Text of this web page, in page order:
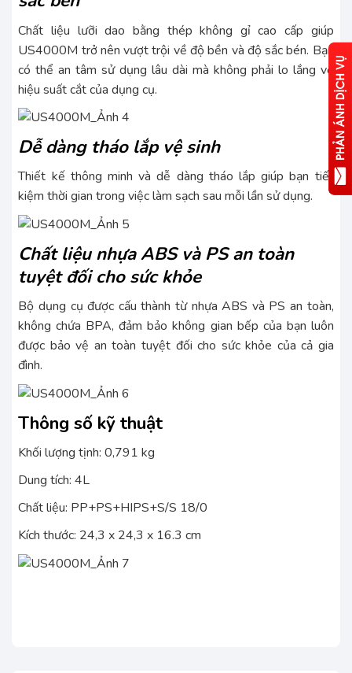
Chất liệu lưỡi dao bằng thép không gỉ cao cấp giúp
US4000M trở nên vượt trội về độ bền và độ sắc bén. Bạn
có thể an tâm sử dụng lâu dài mà không phải lo lắng về
hiệu suất cắt của dụng cụ.
Dễ dàng tháo lắp vệ sinh
Thiết kế thông minh và dễ dàng tháo lắp giúp bạn tiết
kiệm thời gian trong việc làm sạch sau mỗi lần sử dụng.
Chất liệu nhựa ABS và PS an toàn
tuyệt đối cho sức khỏe
Bộ dụng cụ được cấu thành từ nhựa ABS và PS an toàn,
không chứa BPA, đảm bảo không gian bếp của bạn luôn
được bảo vệ an toàn tuyệt đối cho sức khỏe của cả gia
đình.
Thông số kỹ thuật
Khối lượng tịnh: 0,791 kg
Dung tích: 4L
Chất liệu: PP+PS+HIPS+S/S 18/0
Kích thước: 24,3 x 24,3 x 16.3 cm